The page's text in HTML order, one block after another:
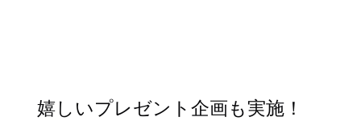
嬉しいプレゼント企画も実施！